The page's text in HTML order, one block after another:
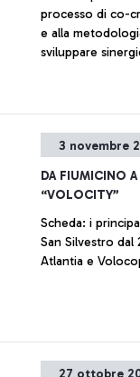
processo di co-
e alla
sviluppare
3 novembre
DA FIUMICINO
“VOLOCITY”
Scheda: i
San Silvestro dal
Atlantia e
27 ottobre